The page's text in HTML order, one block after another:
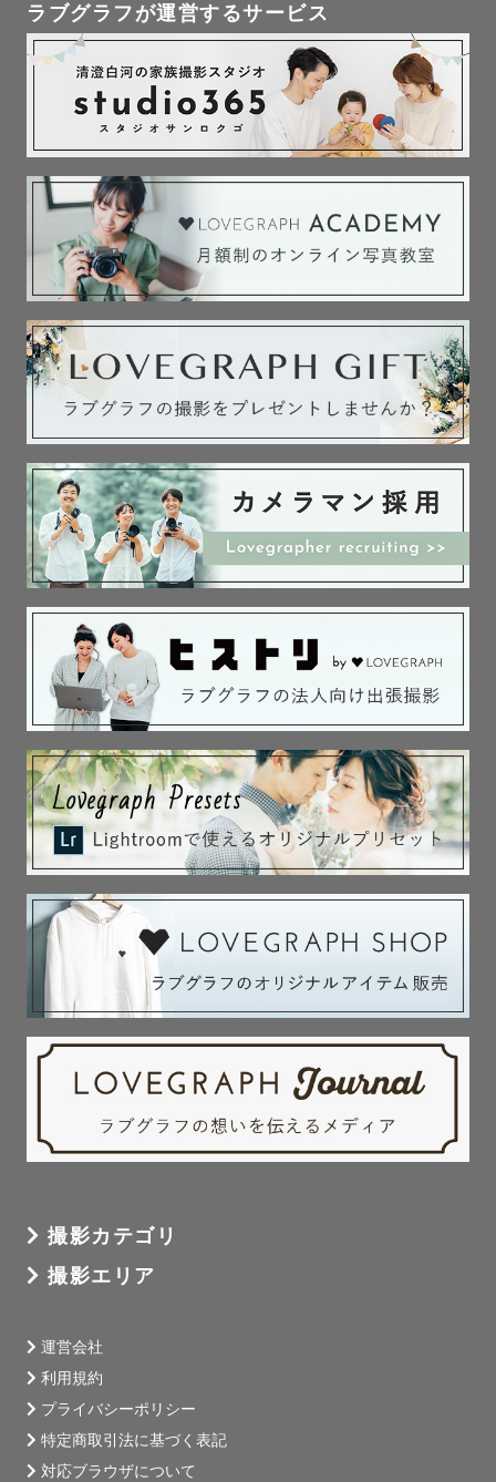
ラブグラフが運営するサービス
撮影カテゴリ
撮影エリア
運営会社
利用規約
プライバシーポリシー
特定商取引法に基づく表記
対応ブラウザについて